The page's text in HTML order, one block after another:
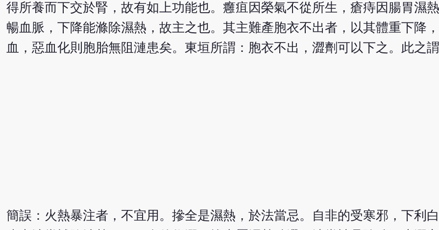
得所養而下交於腎，故有如上功能也。癰疽因榮氣不從所生，瘡痔因腸胃濕
暢血脈，下降能滌除濕熱，故主之也。其主難產胞衣不出者，以其體重下降
血，惡血化則胞胎無阻漣患矣。東垣所謂：胞衣不出，澀劑可以下之。此之謂
簡誤：火熱暴注者，不宜用。摻全是濕熱，於法當忌。自非的受寒邪，下利白